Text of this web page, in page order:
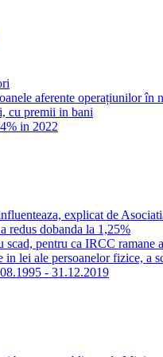
aferente operațiunilor în
cu premii in bani
in 2022
explicat de
redus dobanda la 1,25%
pentru ca IRCC
lei ale persoanelor fizice, a
- 31.12.2019